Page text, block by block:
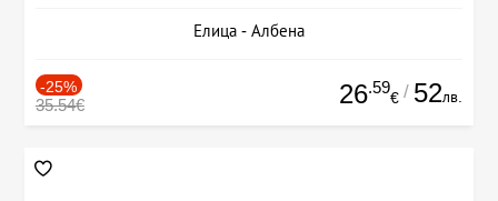
Елица - Албена
-25%
35.54€ 26.59
€ / 52лв.